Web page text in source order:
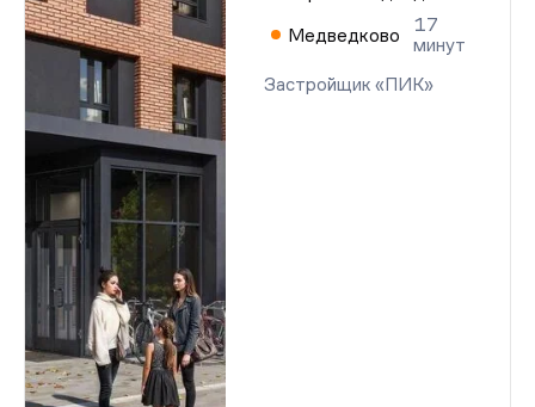
Медведково
17
минут
Застройщик «ПИК»